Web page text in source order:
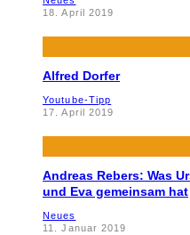
18. April 2019
Alfred Dorfer
Youtube-Tipp
17. April 2019
Andreas Rebers: Was
und Eva gemeinsam hat
Neues
11. Januar 2019